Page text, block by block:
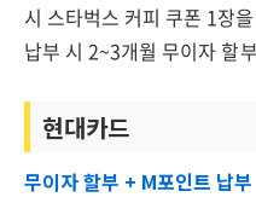
시 스타벅스 커피 쿠폰 1장
납부 시 2~3개월 무이자 할
현대카드
무이자 할부 + M포인트 납부